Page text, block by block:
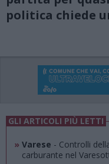
politica chiede
GLI ARTICOLI PIÙ LETTI
» Varese - Controlli
carburante nel